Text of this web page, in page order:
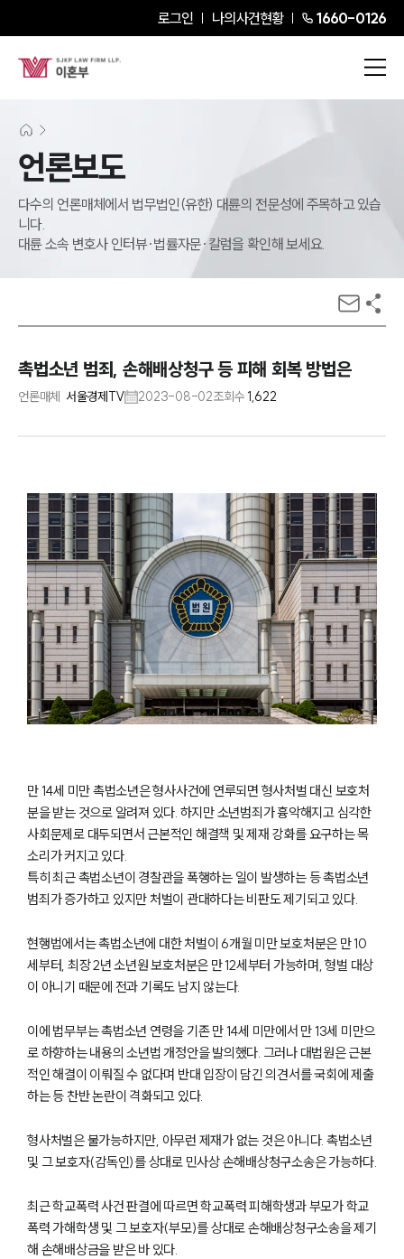
로그인 나의사건현황 1660-0126
언론보도
다수의 언론매체에서 법무법인(유한) 대륜의 전문성에 주목하고 있습
니다.
대륜 소속 변호사 인터뷰·법률자문·칼럼을 확인해 보세요.
촉법소년 범죄, 손해배상청구 등 피해 회복 방법은
언론매체 서울경제TV 2023-08-02조회수 1,622
만 14세 미만 촉법소년은 형사사건에 연루되면 형사처벌 대신 보호처
분을 받는 것으로 알려져 있다. 하지만 소년범죄가 흉악해지고 심각한
사회문제로 대두되면서 근본적인 해결책 및 제재 강화를 요구하는 목
소리가 커지고 있다.
특히 최근 촉법소년이 경찰관을 폭행하는 일이 발생하는 등 촉법소년
범죄가 증가하고 있지만 처벌이 관대하다는 비판도 제기되고 있다.
현행법에서는 촉법소년에 대한 처벌이 6개월 미만 보호처분은 만 10
세부터, 최장 2년 소년원 보호처분은 만 12세부터 가능하며, 형벌 대상
이 아니기 때문에 전과 기록도 남지 않는다.
이에 법무부는 촉법소년 연령을 기존 만 14세 미만에서 만 13세 미만으
로 하향하는 내용의 소년법 개정안을 발의했다. 그러나 대법원은 근본
적인 해결이 이뤄질 수 없다며 반대 입장이 담긴 의견서를 국회에 제출
하는 등 찬반 논란이 격화되고 있다.
형사처벌은 불가능하지만, 아무런 제재가 없는 것은 아니다. 촉법소년
및 그 보호자(감독인)를 상대로 민사상 손해배상청구소송은 가능하다.
최근 학교폭력 사건 판결에 따르면 학교폭력 피해학생과 부모가 학교
폭력 가해학생 및 그 보호자(부모)를 상대로 손해배상청구소송을 제기
해 손해배상금을 받은 바 있다.